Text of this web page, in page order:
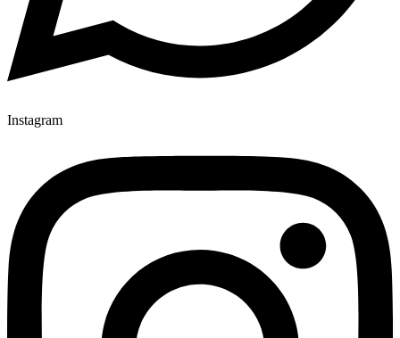
Instagram